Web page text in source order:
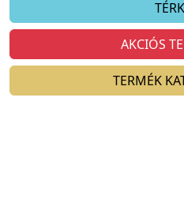
AKCIÓS
TERMÉK